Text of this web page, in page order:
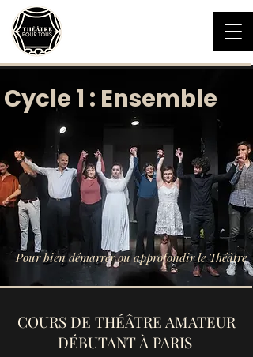
Cycle 1 : Ensemble
Pour bien démarrer ou approfondir le Théâtre
COURS DE THÉÂTRE AMATEUR
DÉBUTANT À PARIS